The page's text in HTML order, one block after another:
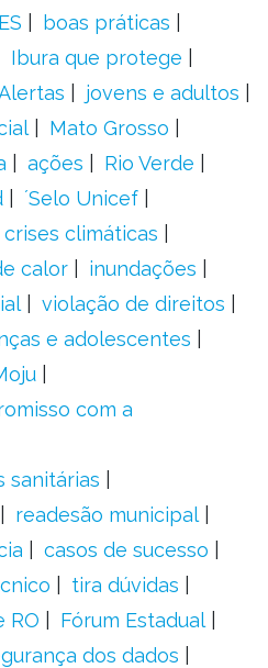
ES
boas práticas
Ibura que protege
jovens e adultos
Mato Grosso
ações
Rio Verde
´Selo Unicef
crises climáticas
calor
inundações
violação de direitos
e adolescentes
com a
sanitárias
readesão municipal
casos de sucesso
tira dúvidas
RO
Fórum Estadual
dos dados